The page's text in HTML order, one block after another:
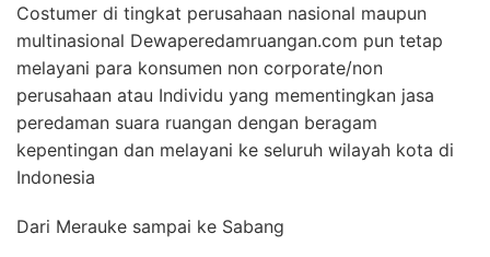
Costumer di tingkat perusahaan nasional maupun
multinasional Dewaperedamruangan.com pun tetap
melayani para konsumen non corporate/non
perusahaan atau Individu yang mementingkan jasa
peredaman suara ruangan dengan beragam
kepentingan dan melayani ke seluruh wilayah kota di
Indonesia
Dari Merauke sampai ke Sabang